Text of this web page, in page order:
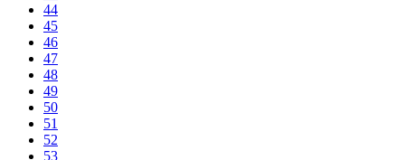
44
45
46
47
48
49
50
51
52
53